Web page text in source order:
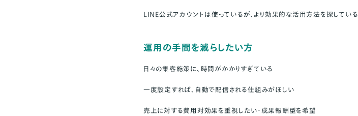
LINE公式アカウントは使っているが、より効果的な活用方法を探している
運用の手間を減らしたい方
日々の集客施策に、時間がかかりすぎている
一度設定すれば、自動で配信される仕組みがほしい
売上に対する費用対効果を重視したい・成果報酬型を希望